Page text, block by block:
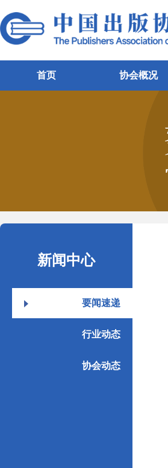
首页 协会概况
新闻中心
要闻速递
行业动态
协会动态